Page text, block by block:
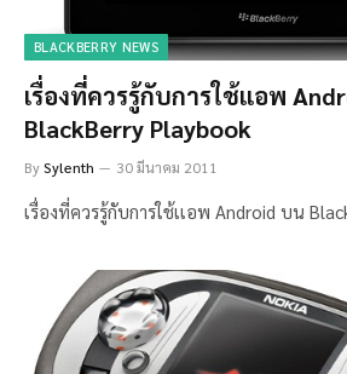
BLACKBERRY NEWS
เรื่องที่ควรรู้กับการใช้เเอพ
BlackBerry Playbook
BySylenth 30 มีนาคม 2011
เรื่องที่ควรรู้กับการใช้เเอพ Android บน